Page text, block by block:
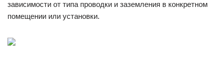
зависимости от типа проводки и заземления в конкретном
помещении или установки.